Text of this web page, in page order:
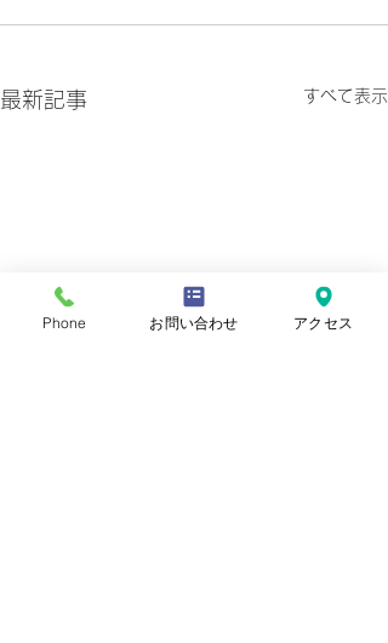
最新記事 すべて表示
Phone お問い合わせ アクセス